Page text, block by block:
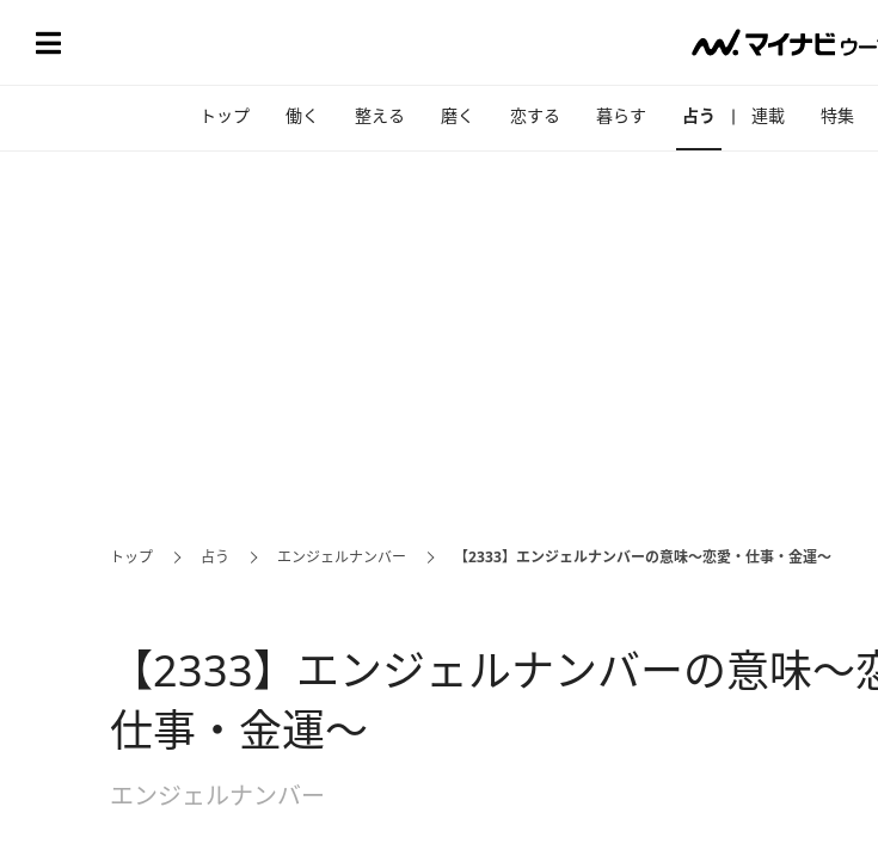
トップ 働く 整える 磨く 恋する 暮らす 占う 連載 特集
トップ 占う エンジェルナンバー 【2333】エンジェルナンバーの意味～恋愛・仕事・金運～
【2333】エンジェルナンバーの意味～
仕事・金運～
エンジェルナンバー